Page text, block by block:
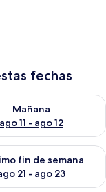
fechas
ago 11
Mañana
ago 11 - ago 12
disponibilidad
ago 14 -
fin de semana
21 - ago 23
la disponibilidad